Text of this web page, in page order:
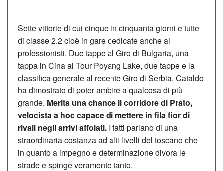
Sette vittorie di cui cinque in cinquanta giorni e tutte
di classe 2.2 cioè in gare dedicate anche ai
professionisti. Due tappe al Giro di Bulgaria, una
tappa in Cina al Tour Poyang Lake, due tappe e la
classifica generale al recente Giro di Serbia, Cataldo
ha dimostrato di poter ambire a qualcosa di più
grande. Merita una chance il corridore di Prato,
velocista a hoc capace di mettere in fila fior di
rivali negli arrivi affolati. I fatti parlano di una
straordinaria costanza ad alti livelli del toscano che
in quanto a impegno e determinazione divora le
strade e spinge veramente tanto.